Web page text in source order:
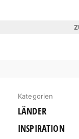
Kategorien
LÄNDER
INSPIRATION